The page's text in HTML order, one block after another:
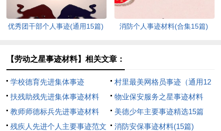
优秀团干部个人事迹(通用15篇) 消防个人事迹材料(合集15篇)
【劳动之星事迹材料】相关文章：
学校德育先进集体事迹
村里最美网格员事迹（通用12
篇）
扶残助残先进集体事迹材料
物业保安服务之星事迹材料
教师师德标兵先进事迹材料
（精选26篇）
美德少年主要事迹精选15篇
残疾人先进个人主要事迹范文
消防安保事迹材料(15篇)